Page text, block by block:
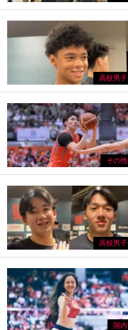
高校男子
その他
高校男子
国内